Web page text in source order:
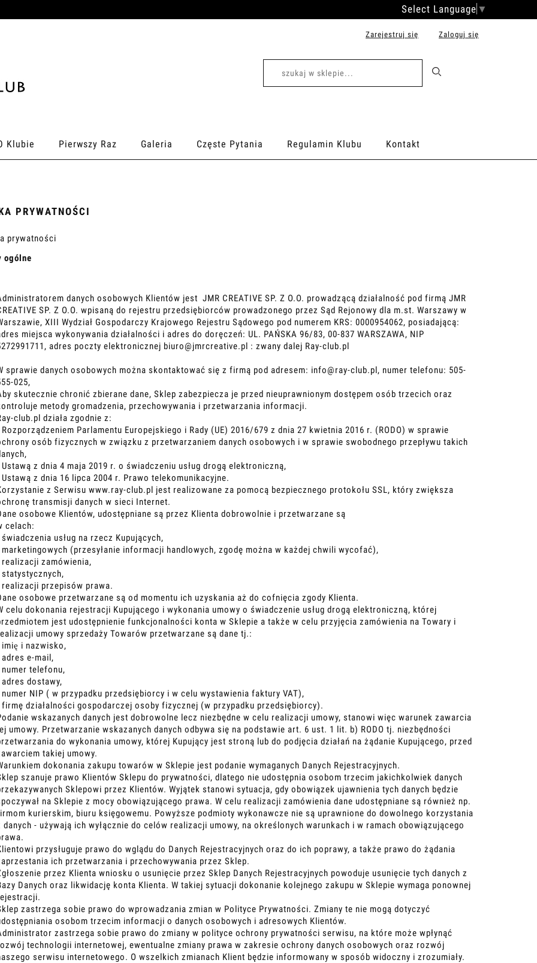
Select Language ▼
Zarejestruj się Zaloguj się
Klubie Pierwszy Raz Galeria Częste Pytania Regulamin Klubu Kontakt
PRYWATNOŚCI
prywatności
ogólne
danych osobowych Klientów jest JMR CREATIVE SP. Z O.O. prowadzącą działalność pod firmą JMR
SP. Z O.O. wpisaną do rejestru przedsiębiorców prowadzonego przez Sąd Rejonowy dla m.st. Warszawy w
XIII Wydział Gospodarczy Krajowego Rejestru Sądowego pod numerem KRS: 0000954062, posiadającą:
miejsca wykonywania działalności i adres do doręczeń: UL. PAŃSKA 96/83, 00-837 WARSZAWA, NIP
adres poczty elektronicznej biuro@jmrcreative.pl : zwany dalej Ray-club.pl
sprawie danych osobowych można skontaktować się z firmą pod adresem: info@ray-club.pl, numer telefonu: 505-
025,
skutecznie chronić zbierane dane, Sklep zabezpiecza je przed nieuprawnionym dostępem osób trzecich oraz
metody gromadzenia, przechowywania i przetwarzania informacji.
club.pl działa zgodnie z:
Rozporządzeniem Parlamentu Europejskiego i Rady (UE) 2016/679 z dnia 27 kwietnia 2016 r. (RODO) w sprawie
osób fizycznych w związku z przetwarzaniem danych osobowych i w sprawie swobodnego przepływu takich
Ustawą z dnia 4 maja 2019 r. o świadczeniu usług drogą elektroniczną,
Ustawą z dnia 16 lipca 2004 r. Prawo telekomunikacyjne.
z Serwisu www.ray-club.pl jest realizowane za pomocą bezpiecznego protokołu SSL, który zwiększa
transmisji danych w sieci Internet.
osobowe Klientów, udostępniane są przez Klienta dobrowolnie i przetwarzane są
celach:
świadczenia usług na rzecz Kupujących,
marketingowych (przesyłanie informacji handlowych, zgodę można w każdej chwili wycofać),
realizacji zamówienia,
statystycznych,
realizacji przepisów prawa.
osobowe przetwarzane są od momentu ich uzyskania aż do cofnięcia zgody Klienta.
celu dokonania rejestracji Kupującego i wykonania umowy o świadczenie usług drogą elektroniczną, której
jest udostępnienie funkcjonalności konta w Sklepie a także w celu przyjęcia zamówienia na Towary i
umowy sprzedaży Towarów przetwarzane są dane tj.:
imię i nazwisko,
adres e-mail,
numer telefonu,
adres dostawy,
numer NIP ( w przypadku przedsiębiorcy i w celu wystawienia faktury VAT),
firmę działalności gospodarczej osoby fizycznej (w przypadku przedsiębiorcy).
wskazanych danych jest dobrowolne lecz niezbędne w celu realizacji umowy, stanowi więc warunek zawarcia
umowy. Przetwarzanie wskazanych danych odbywa się na podstawie art. 6 ust. 1 lit. b) RODO tj. niezbędności
do wykonania umowy, której Kupujący jest stroną lub do podjęcia działań na żądanie Kupującego, przed
takiej umowy.
dokonania zakupu towarów w Sklepie jest podanie wymaganych Danych Rejestracyjnych.
szanuje prawo Klientów Sklepu do prywatności, dlatego nie udostępnia osobom trzecim jakichkolwiek danych
Sklepowi przez Klientów. Wyjątek stanowi sytuacja, gdy obowiązek ujawnienia tych danych będzie
na Sklepie z mocy obowiązującego prawa. W celu realizacji zamówienia dane udostępniane są również np.
kurierskim, biuru księgowemu. Powyższe podmioty wykonawcze nie są uprawnione do dowolnego korzystania
danych - używają ich wyłącznie do celów realizacji umowy, na określonych warunkach i w ramach obowiązującego
przysługuje prawo do wglądu do Danych Rejestracyjnych oraz do ich poprawy, a także prawo do żądania
ich przetwarzania i przechowywania przez Sklep.
przez Klienta wniosku o usunięcie przez Sklep Danych Rejestracyjnych powoduje usunięcie tych danych z
Danych oraz likwidację konta Klienta. W takiej sytuacji dokonanie kolejnego zakupu w Sklepie wymaga ponownej
zastrzega sobie prawo do wprowadzania zmian w Polityce Prywatności. Zmiany te nie mogą dotyczyć
osobom trzecim informacji o danych osobowych i adresowych Klientów.
zastrzega sobie prawo do zmiany w polityce ochrony prywatności serwisu, na które może wpłynąć
technologii internetowej, ewentualne zmiany prawa w zakresie ochrony danych osobowych oraz rozwój
serwisu internetowego. O wszelkich zmianach Klient będzie informowany w sposób widoczny i zrozumiały.